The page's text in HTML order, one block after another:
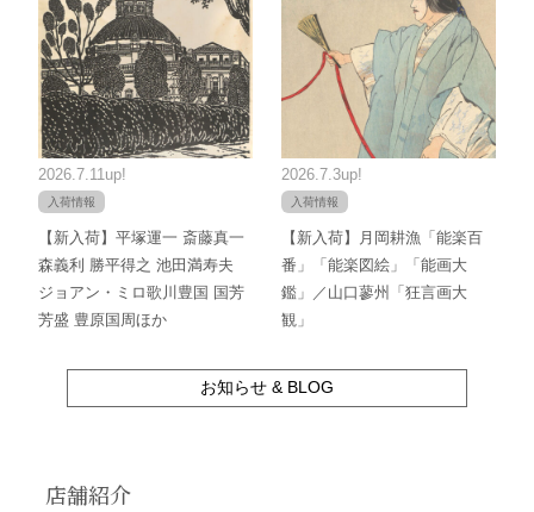
2026.7.11up!
入荷情報
【新入荷】平塚運一 斎藤真一
森義利 勝平得之 池田満寿夫
ジョアン・ミロ歌川豊国 国芳
芳盛 豊原国周ほか
2026.7.3up!
入荷情報
【新入荷】月岡耕漁「能楽百
番」「能楽図絵」「能画大
鑑」／山口蓼州「狂言画大
観」
お知らせ & BLOG
店舗紹介